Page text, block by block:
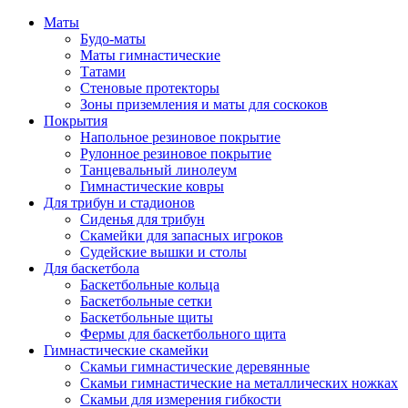
Маты
Будо-маты
Маты гимнастические
Татами
Стеновые протекторы
Зоны приземления и маты для соскоков
Покрытия
Напольное резиновое покрытие
Рулонное резиновое покрытие
Танцевальный линолеум
Гимнастические ковры
Для трибун и стадионов
Сиденья для трибун
Скамейки для запасных игроков
Судейские вышки и столы
Для баскетбола
Баскетбольные кольца
Баскетбольные сетки
Баскетбольные щиты
Фермы для баскетбольного щита
Гимнастические скамейки
Скамьи гимнастические деревянные
Скамьи гимнастические на металлических ножках
Скамьи для измерения гибкости